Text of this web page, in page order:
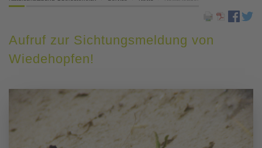
Aufruf zur Sichtungsmeldung von
Wiedehopfen!